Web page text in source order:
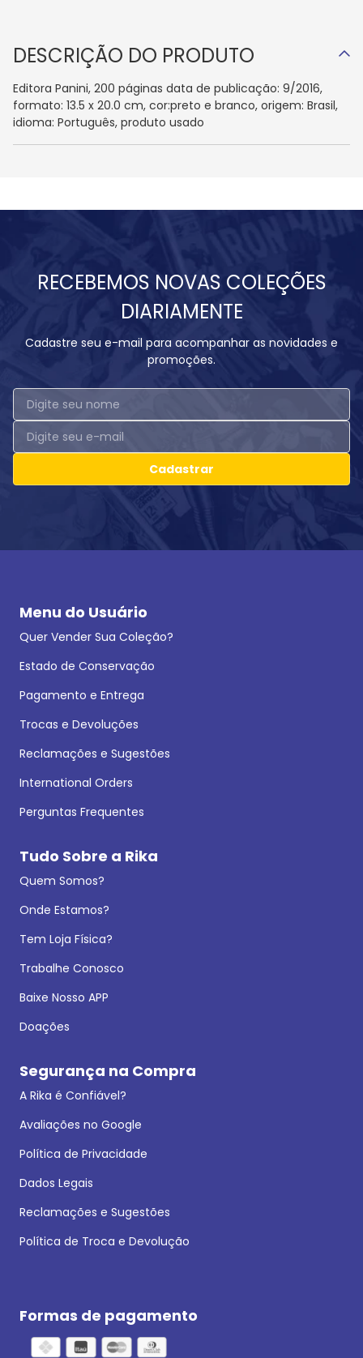
DESCRIÇÃO DO PRODUTO
Editora Panini, 200 páginas data de publicação: 9/2016,
formato: 13.5 x 20.0 cm, cor:preto e branco, origem: Brasil,
idioma: Português, produto usado
RECEBEMOS NOVAS COLEÇÕES
DIARIAMENTE
Cadastre seu e-mail para acompanhar as novidades e
promoções.
Cadastrar
Menu do Usuário
Quer Vender Sua Coleção?
Estado de Conservação
Pagamento e Entrega
Trocas e Devoluções
Reclamações e Sugestões
International Orders
Perguntas Frequentes
Tudo Sobre a Rika
Quem Somos?
Onde Estamos?
Tem Loja Física?
Trabalhe Conosco
Baixe Nosso APP
Doações
Segurança na Compra
A Rika é Confiável?
Avaliações no Google
Política de Privacidade
Dados Legais
Reclamações e Sugestões
Política de Troca e Devolução
Formas de pagamento